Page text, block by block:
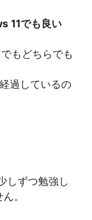
11でも良い
もどちらでも
過しているの
しずつ勉強し
。